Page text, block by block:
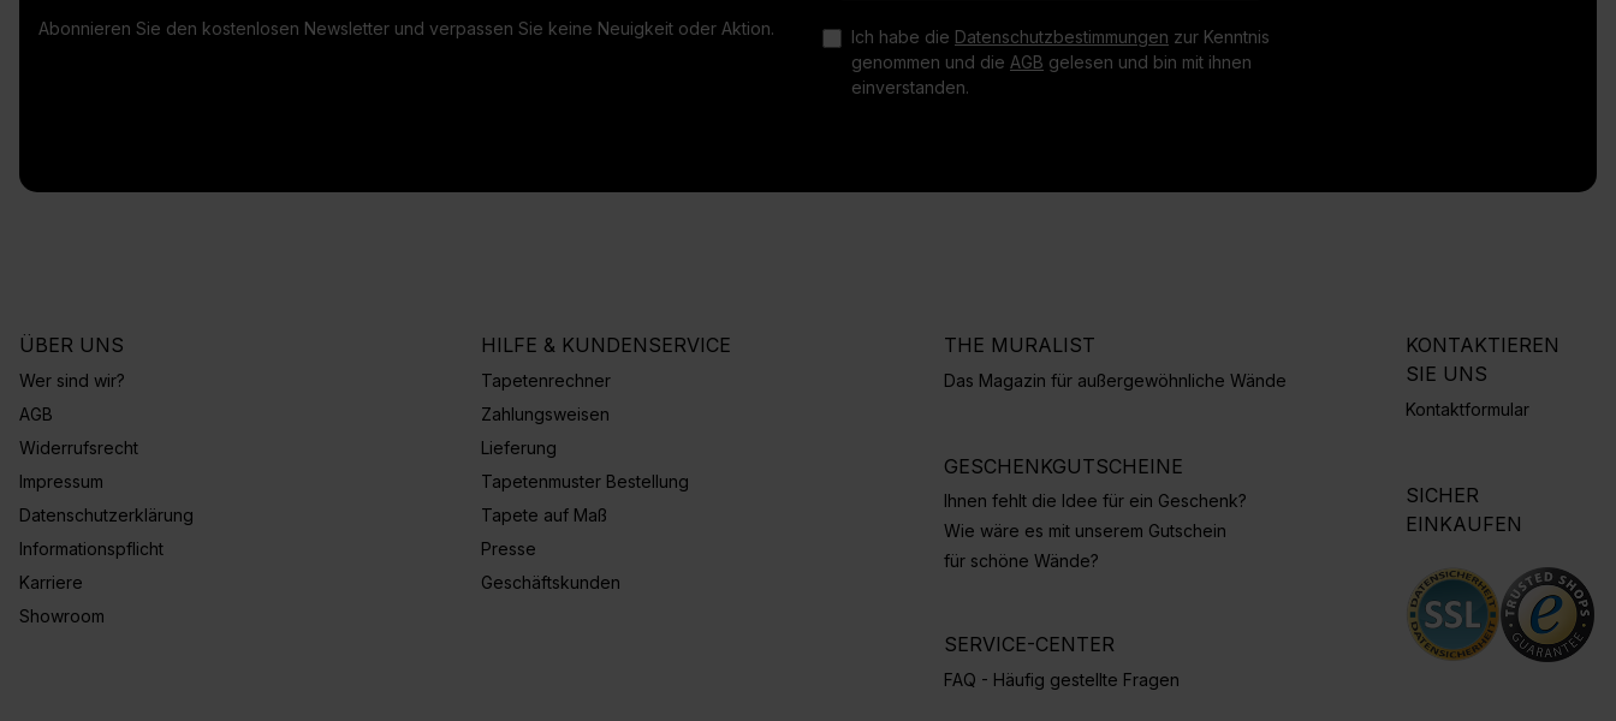
Abonnieren Sie den kostenlosen Newsletter und verpassen Sie keine Neuigkeit oder Aktion. Ich habe die Datenschutzbestimmungen zur Kenntnis
genommen und die AGB gelesen und bin mit ihnen
einverstanden.
ÜBER UNS
Wer sind wir?
AGB
Widerrufsrecht
Impressum
Datenschutzerklärung
Informationspflicht
Karriere
Showroom
HILFE & KUNDENSERVICE
Tapetenrechner
Zahlungsweisen
Lieferung
Tapetenmuster Bestellung
Tapete auf Maß
Presse
Geschäftskunden
THE MURALIST
Das Magazin für außergewöhnliche Wände
GESCHENKGUTSCHEINE
Ihnen fehlt die Idee für ein Geschenk?
Wie wäre es mit unserem Gutschein
für schöne Wände?
SERVICE-CENTER
FAQ - Häufig gestellte Fragen
KONTAKTIEREN
SIE UNS
Kontaktformular
SICHER
EINKAUFEN